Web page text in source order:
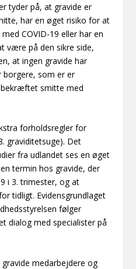
tyder på, at gravide er
har en øget risiko for at
COVID-19 eller har en
være på den sikre side,
at ingen gravide har
borgere, som er er
smitte med
forholdsregler for
graviditetsuge). Det
fra udlandet ses en øget
termin hos gravide, der
i 3. trimester, og at
tidligt. Evidensgrundlaget
følger
dialog med specialister på
gravide medarbejdere og